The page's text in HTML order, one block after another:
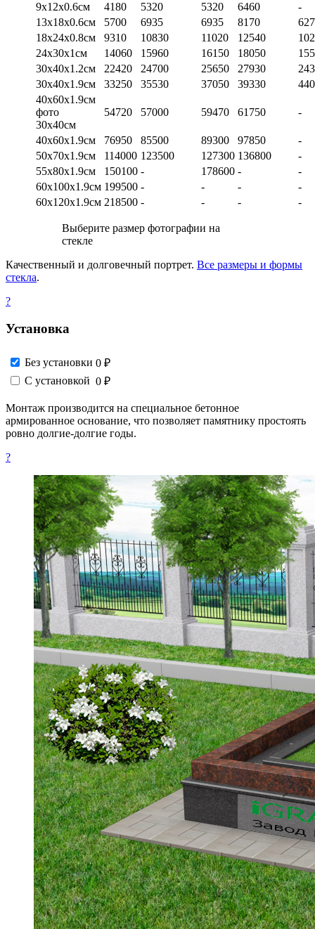
9х12х0.6см
4180 5320 5320 6460
-
13х18х0.6см
5700 6935 6935 8170
18х24х0.8см
9310 10830 11020 12540
24х30х1см
14060 15960 16150 18050
30х40х1.2см
22420 24700 25650 27930
30х40х1.9см
33250 35530 37050 39330
40х60х1.9см
фото
30х40см
54720 57000 59470 61750 -
40х60х1.9см 76950 85500 89300 97850
-
50х70х1.9см
114000 123500 127300 136800
-
55х80х1.9см
150100 - 178600 -
-
60х100х1.9см 199500 - - -
-
60х120х1.9см 218500 - - - -
Выберите размер фотографии на
стекле
Качественный и долговечный портрет. Все размеры и формы
стекла.
?
Установка
Без установки 0 ₽
С установкой 0 ₽
Монтаж производится на специальное бетонное
армированное основание, что позволяет памятнику простоять
ровно долгие-долгие годы.
?